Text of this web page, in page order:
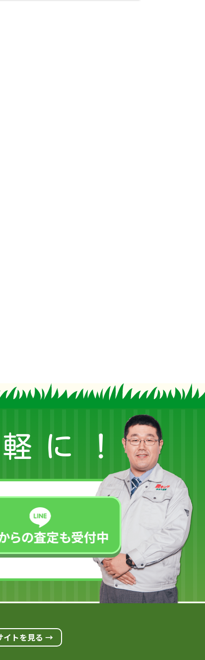
に！
イトを見る →